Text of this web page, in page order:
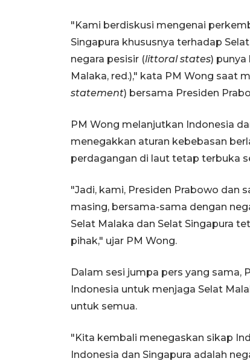
"Kami berdiskusi mengenai
Singapura khususnya terhadap
negara pesisir (littoral states)
Malaka, red.)," kata PM Wong saat
statement) bersama Presiden
PM Wong melanjutkan Indonesia
menegakkan aturan kebebasan
perdagangan di laut tetap terbuka
"Jadi, kami, Presiden Prabowo dan
masing, bersama-sama dengan
Selat Malaka dan Selat Singapura
pihak," ujar PM Wong.
Dalam sesi jumpa pers yang
Indonesia untuk menjaga Selat
untuk semua.
"Kita kembali menegaskan sikap
Indonesia dan Singapura adalah